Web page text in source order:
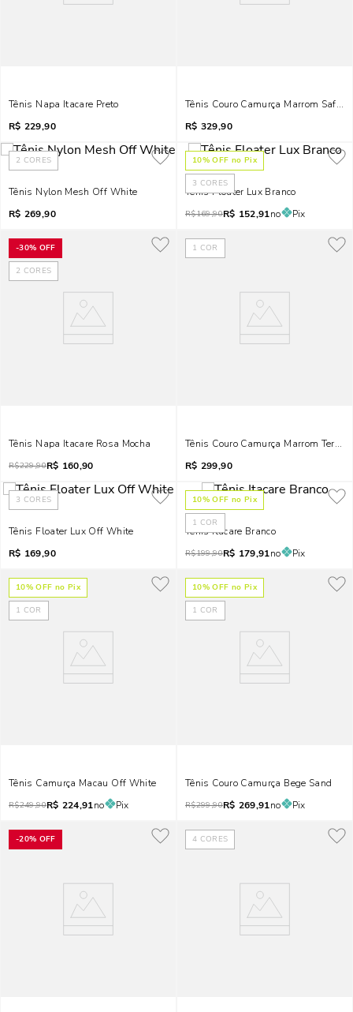
Tênis Napa Itacare Preto
R$ 229,90
Tênis Couro Camurça Marrom Safari
R$ 329,90
2 CORES
Tênis Nylon Mesh Off White
R$ 269,90
10% OFF no Pix
3 CORES
Tênis Floater Lux Branco
R$169,90R$ 152,91no Pix
-30% OFF
2 CORES
Tênis Napa Itacare Rosa Mocha
R$229,90R$ 160,90
1 COR
Tênis Couro Camurça Marrom
R$ 299,90
3 CORES
Tênis Floater Lux Off White
R$ 169,90
10% OFF no Pix
1 COR
Tênis Itacare Branco
R$199,90R$ 179,91no Pix
10% OFF no Pix
1 COR
Tênis Camurça Macau Off White
R$249,90R$ 224,91no Pix
10% OFF no Pix
1 COR
Tênis Couro Camurça Bege Sand
R$299,90R$ 269,91no Pix
-20% OFF 4 CORES